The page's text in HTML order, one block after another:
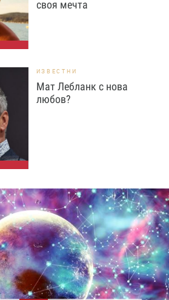
своя мечта
ИЗВЕСТНИ
Мат Лебланк с нова
любов?